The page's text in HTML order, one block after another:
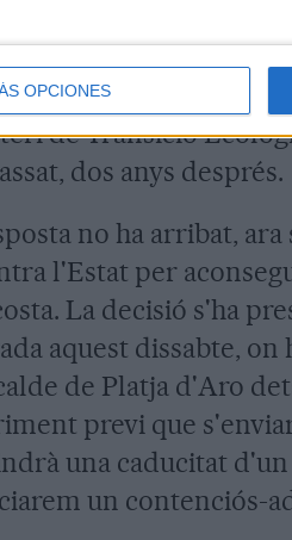
OPCIONES
es traslladés a
de transmissió a
Platja d'Aro, Maurici
de Transició
dos anys després.
no ha arribat, ara
l'Estat per
La decisió s'ha
aquest dissabte, on
de Platja d'Aro
previ que
una caducitat d'un
un contenciós-